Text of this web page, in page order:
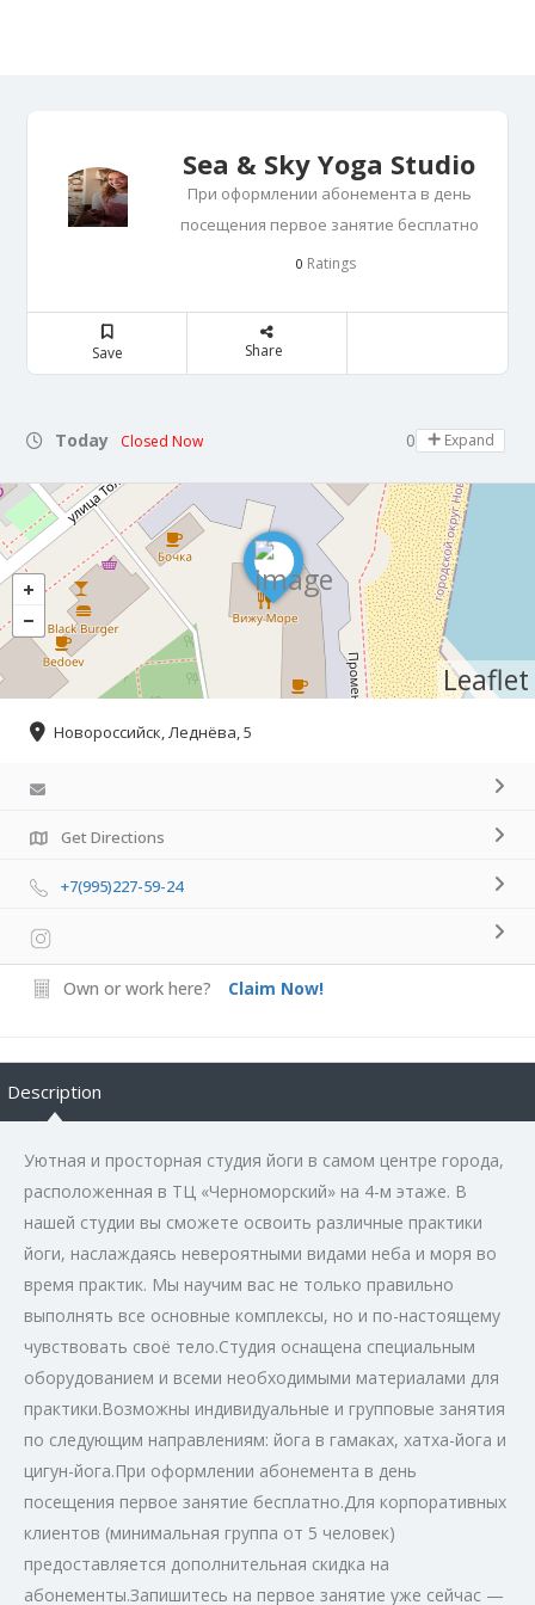
Sea & Sky Yoga Studio
При оформлении абонемента в день
посещения первое занятие бесплатно
0 Ratings
Save Share
Today Closed Now 08:00 - 21:00
Expand
Leaflet
Новороссийск, Леднёва, 5
Get Directions
+7(995)227-59-24
Own or work here? Claim Now!
Description
Уютная и просторная студия йоги в самом центре города,
расположенная в ТЦ «Черноморский» на 4-м этаже. В
нашей студии вы сможете освоить различные практики
йоги, наслаждаясь невероятными видами неба и моря во
время практик. Мы научим вас не только правильно
выполнять все основные комплексы, но и по-настоящему
чувствовать своё тело.Студия оснащена специальным
оборудованием и всеми необходимыми материалами для
практики.Возможны индивидуальные и групповые занятия
по следующим направлениям: йога в гамаках, хатха-йога и
цигун-йога.При оформлении абонемента в день
посещения первое занятие бесплатно.Для корпоративных
клиентов (минимальная группа от 5 человек)
предоставляется дополнительная скидка на
абонементы.Запишитесь на первое занятие уже сейчас —